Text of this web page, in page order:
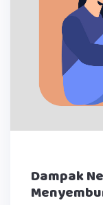
Dampak